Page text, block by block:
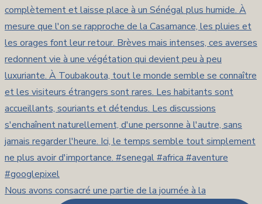
Nous avons consacré une partie de la journée à la